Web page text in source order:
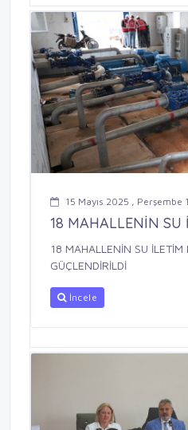
15 Mayıs 2025 , Perşembe
18 MAHALLENİN SU
18 MAHALLENİN SU İLETİM
GÜÇLENDİRİLDİ
İncele